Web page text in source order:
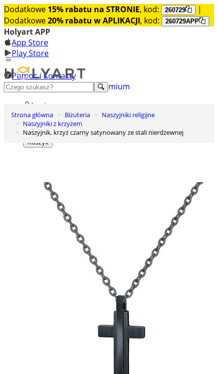
Dodatkowe 15% rabatu na STRONIE, kod: 260729
|
Dodatkowe20% rabatu w APLIKACJI, kod: 260729APP
Holyart APP
App Store
Play Store
Pomoc i Kontakty
+48 222 922 860
Odkryj premium
Login
Lista życzeń
0
Koszyk
Strona główna Biżuteria
Naszyjniki religijne
Naszyjniki z krzyżem
Naszyjnik, krzyż czarny satynowany ze stali nierdzewnej